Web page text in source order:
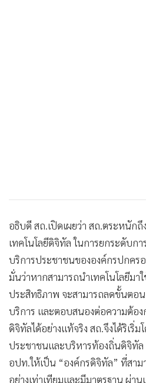
อธิบดี สถ.เปิดเผยว่า สถ.ตระหนัก
เทคโนโลยีดิจิทัล ในการยกระดับก
บริการประชาชนขององค์กรปกคร
มั่นว่าหากสามารถนำเทคโนโลยีมา
ประสิทธิภาพ จะสามารถลดขั้นตอน
บริการ และตอบสนองต่อความต้อ
ดิจิทัลได้อย่างแท้จริง สถ.จึงได้ริเริ่ม
ประชาชนและบริหารท้องถิ่นดิจิทั
อปท.ให้เป็น “องค์กรดิจิทัล” ที่สาม
อย่างเท่าเทียมและมีมาตรฐาน ผ่